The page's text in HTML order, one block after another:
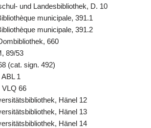
und Landesbibliothek, D. 10
municipale, 391.1
municipale, 391.2
660
89/53
(cat. sign. 492)
1
VLQ 66
Hänel 12
Hänel 13
Hänel 14